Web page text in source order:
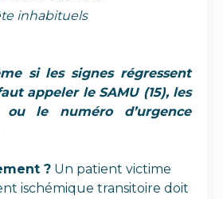
inhabituels
si les signes régressent
appeler le SAMU (15), les
ou le numéro d’urgence
? Un patient victime
ischémique transitoire doit